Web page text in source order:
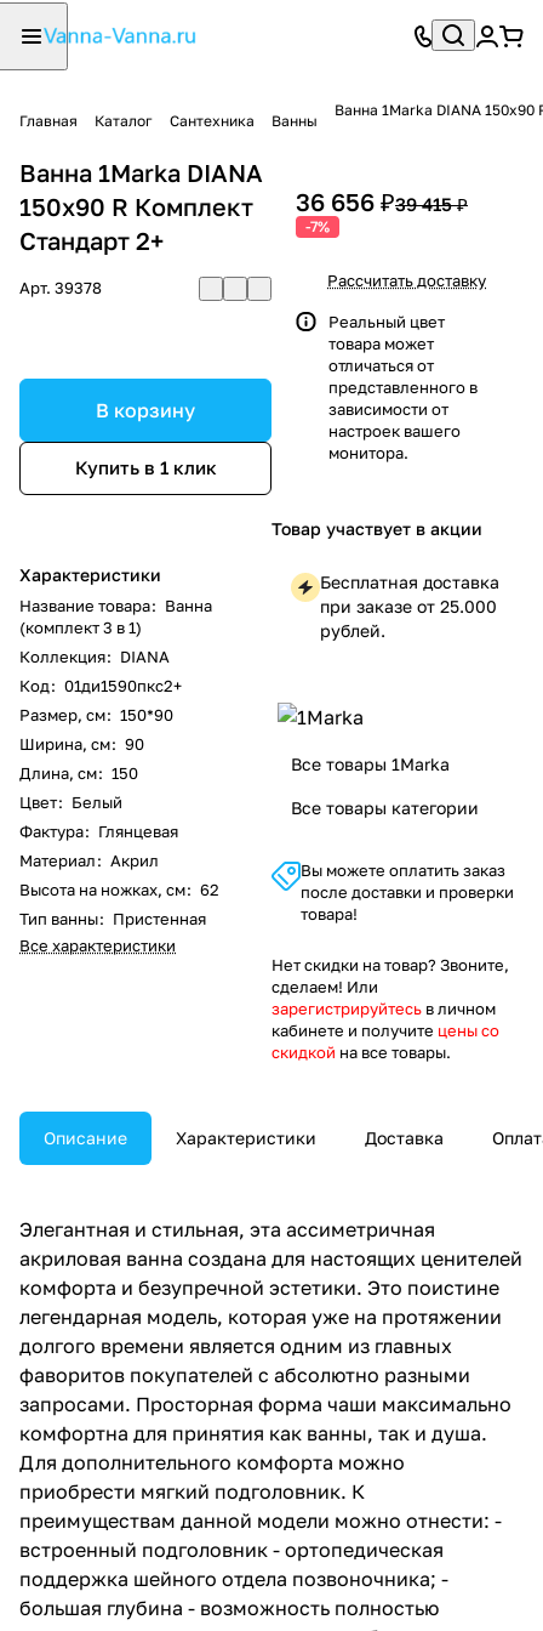
Главная Каталог Сантехника Ванны
Ванна 1Marka DIANA 150x90
Ванна 1Marka DIANA
150x90 R Комплект
Стандарт 2+
Арт. 39378
В корзину
Купить в 1 клик
Характеристики
Название товара: Ванна
(комплект 3 в 1)
Коллекция: DIANA
Код: 01ди1590пкс2+
Размер, см: 150*90
Ширина, см: 90
Длина, см: 150
Цвет: Белый
Фактура: Глянцевая
Материал: Акрил
Высота на ножках, см: 62
Тип ванны: Пристенная
Все характеристики
36 656 ₽39 415 ₽
-7%
Рассчитать доставку
Реальный цвет
товара может
отличаться от
представленного в
зависимости от
настроек вашего
монитора.
Товар участвует в акции
Бесплатная доставка
при заказе от 25.000
рублей.
Все товары 1Marka
Все товары категории
Вы можете оплатить заказ
после доставки и проверки
товара!
Нет скидки на товар? Звоните,
сделаем! Или
зарегистрируйтесь в личном
кабинете и получите цены со
скидкой на все товары.
Описание Характеристики Доставка
Элегантная и стильная, эта ассиметричная
акриловая ванна создана для настоящих ценителей
комфорта и безупречной эстетики. Это поистине
легендарная модель, которая уже на протяжении
долгого времени является одним из главных
фаворитов покупателей с абсолютно разными
запросами. Просторная форма чаши максимально
комфортна для принятия как ванны, так и душа.
Для дополнительного комфорта можно
приобрести мягкий подголовник. К
преимуществам данной модели можно отнести: -
встроенный подголовник - ортопедическая
поддержка шейного отдела позвоночника; -
большая глубина - возможность полностью